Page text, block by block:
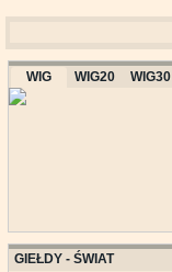
WIG WIG20 WIG30
GIEŁDY - ŚWIAT